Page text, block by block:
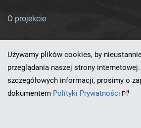
O projekcie
Ten serwis działa dzięki oprogramowaniu
Używamy plików cookies, by
przeglądania naszej strony
szczegółowych informacji, prosimy o
dokumentem Polityki Prywatności